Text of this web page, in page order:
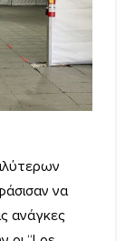
να
ανάγκες